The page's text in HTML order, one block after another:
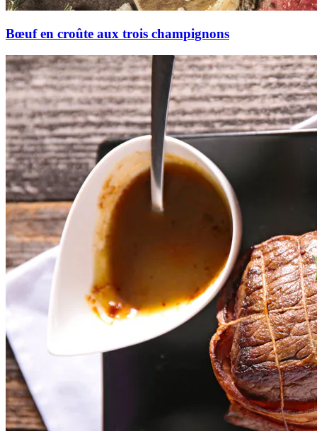
Bœuf en croûte aux trois champignons